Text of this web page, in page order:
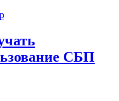
СБП